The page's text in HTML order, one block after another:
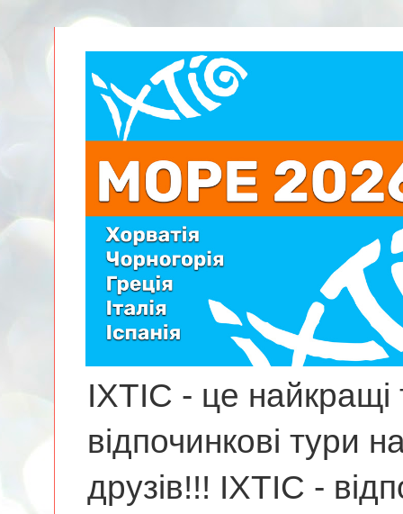
ІХТІС - це найкращі
відпочинкові тури
друзів!!! ІХТІС -